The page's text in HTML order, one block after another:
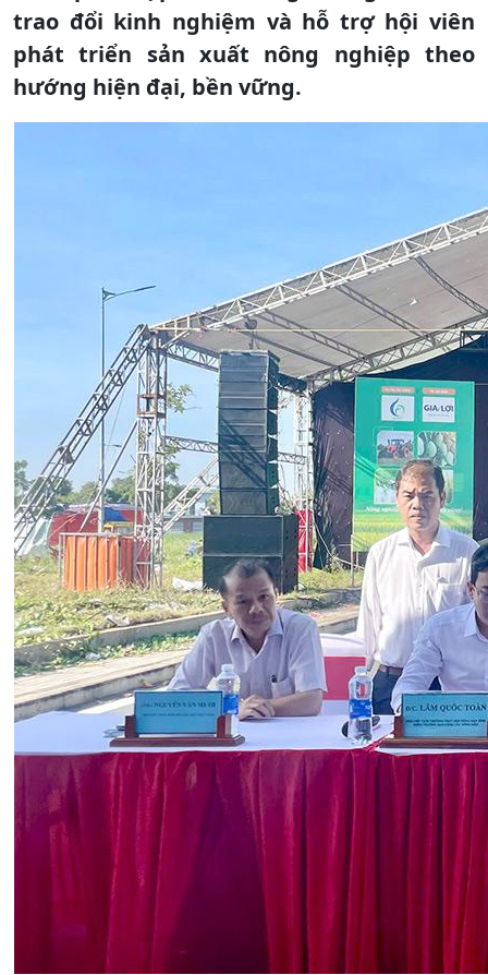
trao đổi kinh nghiệm và hỗ trợ hội viên
phát triển sản xuất nông nghiệp theo
hướng hiện đại, bền vững.